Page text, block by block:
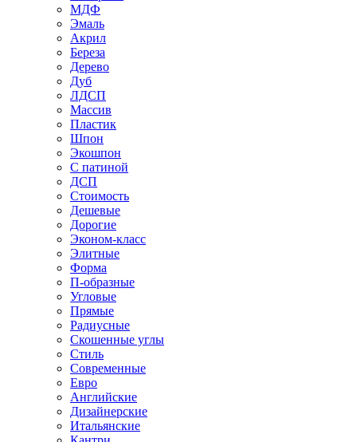
МДФ
Эмаль
Акрил
Береза
Дерево
Дуб
ЛДСП
Массив
Пластик
Шпон
Экошпон
С патиной
ДСП
Стоимость
Дешевые
Дорогие
Эконом-класс
Элитные
Форма
П-образные
Угловые
Прямые
Радиусные
Скошенные углы
Стиль
Современные
Евро
Английские
Дизайнерские
Итальянские